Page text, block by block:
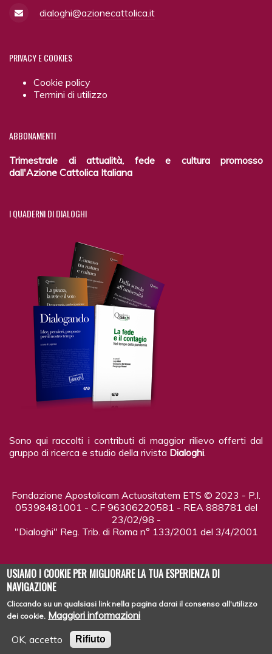
dialoghi@azionecattolica.it
PRIVACYE COOKIES
Cookie policy
Termini di utilizzo
ABBONAMENTI
Trimestrale di attualità, fede e cultura promosso
dall'Azione Cattolica Italiana
IQUADERNI DI DIALOGHI
Sono qui raccolti i contributi di maggior rilievo offerti dal
gruppo di ricerca e studio della rivista Dialoghi
Fondazione Apostolicam Actuositatem ETS © 2023 - P.I.
05398481001 - C.F 96306220581 - REA 888781 del
23/02/98 -
"Dialoghi" Reg. Trib. di Roma n° 133/2001 del 3/4/2001
Copyright © 2026DIALOGHI - LA RIVISTA
USIAMO I COOKIE PER MIGLIORARE LA TUA ESPERIENZA DI
NAVIGAZIONE
Cliccando su un qualsiasi link nella pagina darai il consenso all'utilizzo
dei cookie. Maggiori informazioni
OK, accetto
Rifiuto